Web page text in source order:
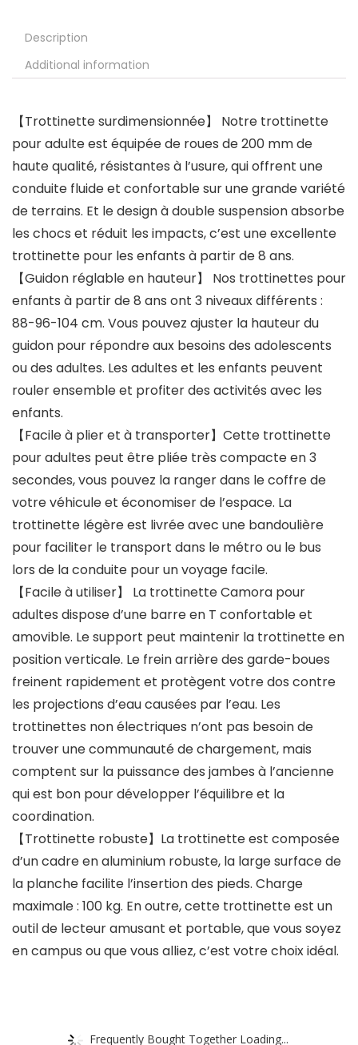
Description
Additional information
【Trottinette surdimensionnée】 Notre trottinette
pour adulte est équipée de roues de 200 mm de
haute qualité, résistantes à l’usure, qui offrent une
conduite fluide et confortable sur une grande variété
de terrains. Et le design à double suspension absorbe
les chocs et réduit les impacts, c’est une excellente
trottinette pour les enfants à partir de 8 ans.
【Guidon réglable en hauteur】 Nos trottinettes pour
enfants à partir de 8 ans ont 3 niveaux différents :
88-96-104 cm. Vous pouvez ajuster la hauteur du
guidon pour répondre aux besoins des adolescents
ou des adultes. Les adultes et les enfants peuvent
rouler ensemble et profiter des activités avec les
enfants.
【Facile à plier et à transporter】Cette trottinette
pour adultes peut être pliée très compacte en 3
secondes, vous pouvez la ranger dans le coffre de
votre véhicule et économiser de l’espace. La
trottinette légère est livrée avec une bandoulière
pour faciliter le transport dans le métro ou le bus
lors de la conduite pour un voyage facile.
【Facile à utiliser】 La trottinette Camora pour
adultes dispose d’une barre en T confortable et
amovible. Le support peut maintenir la trottinette en
position verticale. Le frein arrière des garde-boues
freinent rapidement et protègent votre dos contre
les projections d’eau causées par l’eau. Les
trottinettes non électriques n’ont pas besoin de
trouver une communauté de chargement, mais
comptent sur la puissance des jambes à l’ancienne
qui est bon pour développer l’équilibre et la
coordination.
【Trottinette robuste】La trottinette est composée
d’un cadre en aluminium robuste, la large surface de
la planche facilite l’insertion des pieds. Charge
maximale : 100 kg. En outre, cette trottinette est un
outil de lecteur amusant et portable, que vous soyez
en campus ou que vous alliez, c’est votre choix idéal.
Frequently Bought Together Loading...